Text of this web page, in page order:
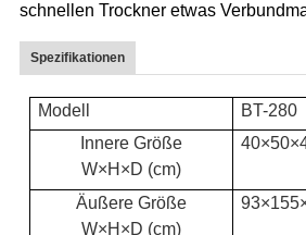
schnellen Trockner etwas
Spezifikationen
Modell BT-280
Innere Größe
W×H×D (cm)
Äußere Größe
W×H×D (cm)